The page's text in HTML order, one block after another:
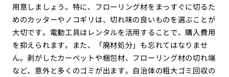
用意しましょう。特に、フローリング材をまっすぐに切るた
めのカッターやノコギリは、切れ味の良いものを選ぶことが
大切です。電動工具はレンタルを活用することで、購入費用
を抑えられます。また、「廃材処分」も忘れてはなりませ
ん。剥がしたカーペットや梱包材、フローリング材の切れ端
など、意外と多くのゴミが出ます。自治体の粗大ゴミ回収の